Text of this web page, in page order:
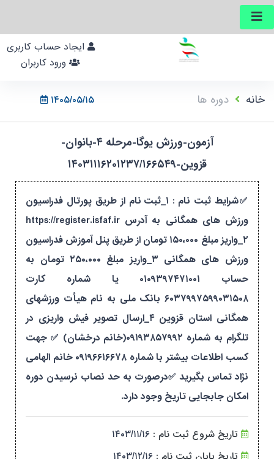
۱۴۰۵/۰۵/۱۵ خانه دوره ها
آزمون-ورزش یوگا-مرحله ۴-بانوان-
قزوین-۱۴۰۳۱۱۱۶۲۰۱۲۳۷/۱۶۶۵۴۹
✅شرایط ثبت نام : ۱_ثبت نام از طریق پورتال فدراسیون
ورزش های همگانی به آدرس https://register.isfaf.ir
۲_واریز مبلغ ۱۵۰،۰۰۰ تومان از طریق پنل آموزش فدراسیون
ورزش های همگانی ۳_واریز مبلغ ۲۵۰،۰۰۰ تومان به
حساب ۰۱۰۹۳۹۷۴۷۱۰۰۱ یا شماره کارت
۶۰۳۷۹۹۷۵۹۹۰۳۱۵۰۸ بانک ملی به نام هیأت ورزشهای
همگانی استان قزوین ۴_ارسال تصویر فیش واریزی در
تلگرام به شماره ۰۹۱۹۳۸۵۷۹۹۲(خانم درخشان) ✅ جهت
کسب اطلاعات بیشتر با شماره ۰۹۱۹۶۶۱۶۶۷۸ خانم الهامی
نژاد تماس بگیرید ✅درصورت به حد نصاب نرسیدن دوره
امکان جابجایی تاریخ وجود دارد.
تاریخ شروع ثبت نام : ۱۴۰۳/۱۱/۱۶